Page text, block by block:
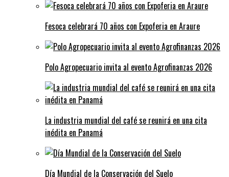
Fesoca celebrará 70 años con Expoferia en Araure
Polo Agropecuario invita al evento Agrofinanzas 2026
La industria mundial del café se reunirá en una cita
inédita en Panamá
Día Mundial de la Conservación del Suelo